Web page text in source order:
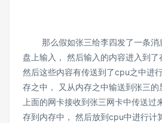
那么假如张三给李四发了一条消
盘上输入， 然后输入的内容进入到了
然后这些内容有传送到了cpu之中进
存之中， 又从内存之中输送到张三
上面的网卡接收到张三网卡中传送过
存到内存中， 然后放到cpu中进行计